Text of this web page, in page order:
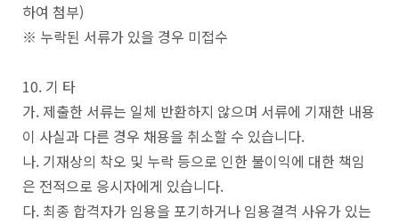
하여 첨부)
※ 누락된 서류가 있을 경우 미접수
10. 기 타
가. 제출한 서류는 일체 반환하지 않으며 서류에 기재한 내용
이 사실과 다른 경우 채용을 취소할 수 있습니다.
나. 기재상의 착오 및 누락 등으로 인한 불이익에 대한 책임
은 전적으로 응시자에게 있습니다.
다. 최종 합격자가 임용을 포기하거나 임용결격 사유가 있는